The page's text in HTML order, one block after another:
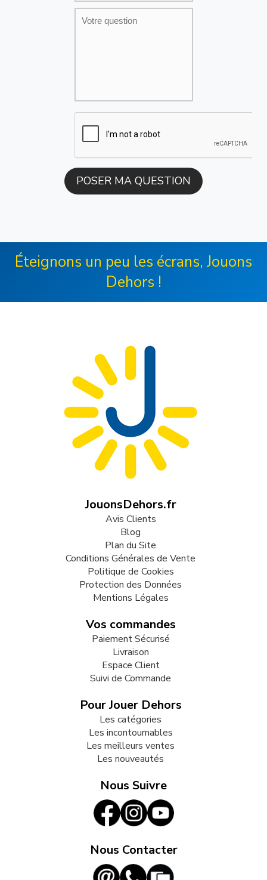
Éteignons un peu les écrans, Jouons
Dehors !
JouonsDehors.fr
Avis Clients
Blog
Plan du Site
Conditions Générales de Vente
Politique de Cookies
Protection des Données
Mentions Légales
Vos commandes
Paiement Sécurisé
Livraison
Espace Client
Suivi de Commande
Pour Jouer Dehors
Les catégories
Les incontournables
Les meilleurs ventes
Les nouveautés
Nous Suivre
Nous Contacter